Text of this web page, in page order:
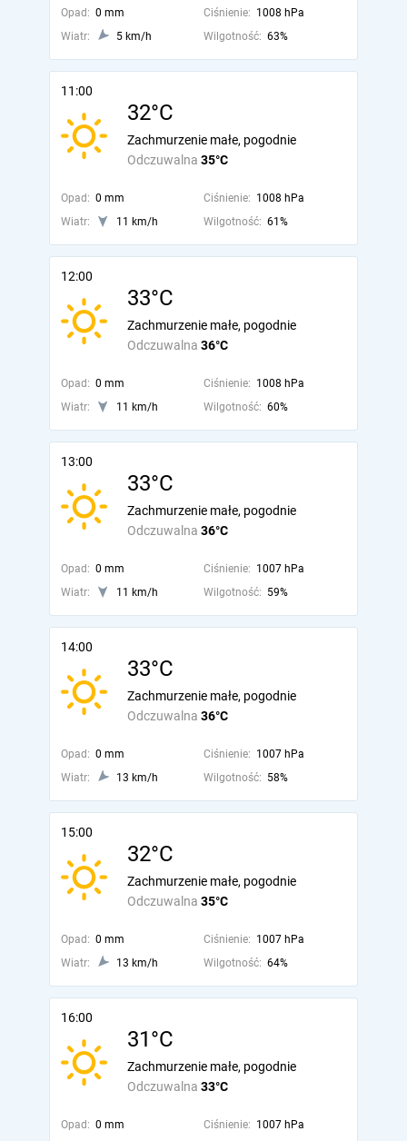
Opad: 0 mm Ciśnienie: 1008 hPa
Wiatr:
5 km/h Wilgotność: 63%
11:00
32°C
Odczuwalna 35°C
Zachmurzenie małe, pogodnie
Opad: 0 mm Ciśnienie: 1008 hPa
Wiatr:
11 km/h Wilgotność: 61%
12:00
33°C
Odczuwalna 36°C
Zachmurzenie małe, pogodnie
Opad: 0 mm Ciśnienie: 1008 hPa
Wiatr:
11 km/h Wilgotność: 60%
13:00
33°C
Odczuwalna 36°C
Zachmurzenie małe, pogodnie
Opad: 0 mm Ciśnienie: 1007 hPa
Wiatr:
11 km/h Wilgotność: 59%
14:00
33°C
Odczuwalna 36°C
Zachmurzenie małe, pogodnie
Opad: 0 mm Ciśnienie: 1007 hPa
Wiatr:
13 km/h Wilgotność: 58%
15:00
32°C
Odczuwalna 35°C
Zachmurzenie małe, pogodnie
Opad: 0 mm Ciśnienie: 1007 hPa
Wiatr:
13 km/h Wilgotność: 64%
16:00
31°C
Odczuwalna 33°C
Zachmurzenie małe, pogodnie
Opad: 0 mm Ciśnienie: 1007 hPa